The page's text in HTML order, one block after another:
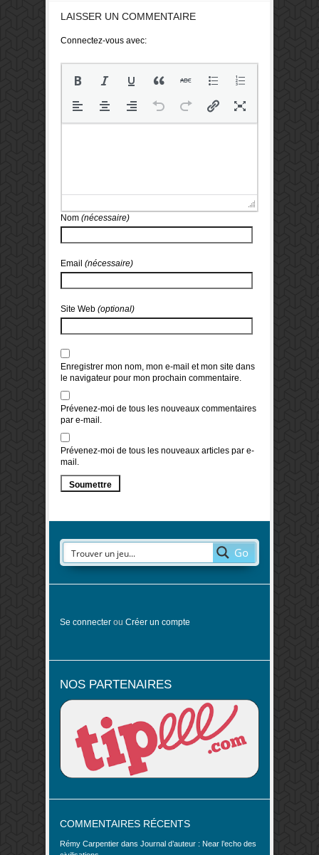
LAISSER UN COMMENTAIRE
Connectez-vous avec:
Nom (nécessaire)
Email (nécessaire)
Site Web (optional)
Enregistrer mon nom, mon e-mail et mon site dans
le navigateur pour mon prochain commentaire.
Prévenez-moi de tous les nouveaux commentaires
par e-mail.
Prévenez-moi de tous les nouveaux articles par e-
mail.
Go
Se connecter ou Créer un compte
NOS PARTENAIRES
COMMENTAIRES RÉCENTS
Rémy Carpentier dans Journal d’auteur : Near l’echo des